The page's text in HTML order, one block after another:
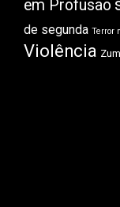
em Profusão
de segunda Terror
Violência